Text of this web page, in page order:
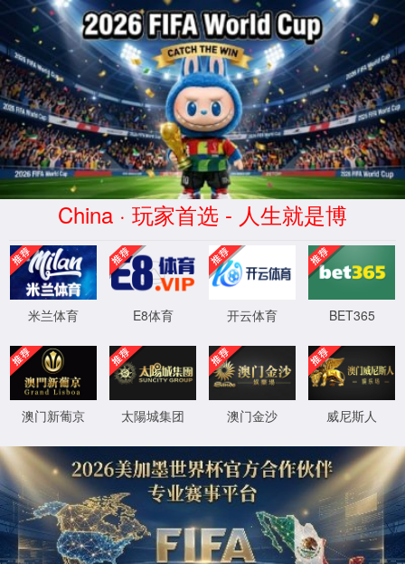
2026买世界杯赛事网站(中国
区)-Official website
返回首页